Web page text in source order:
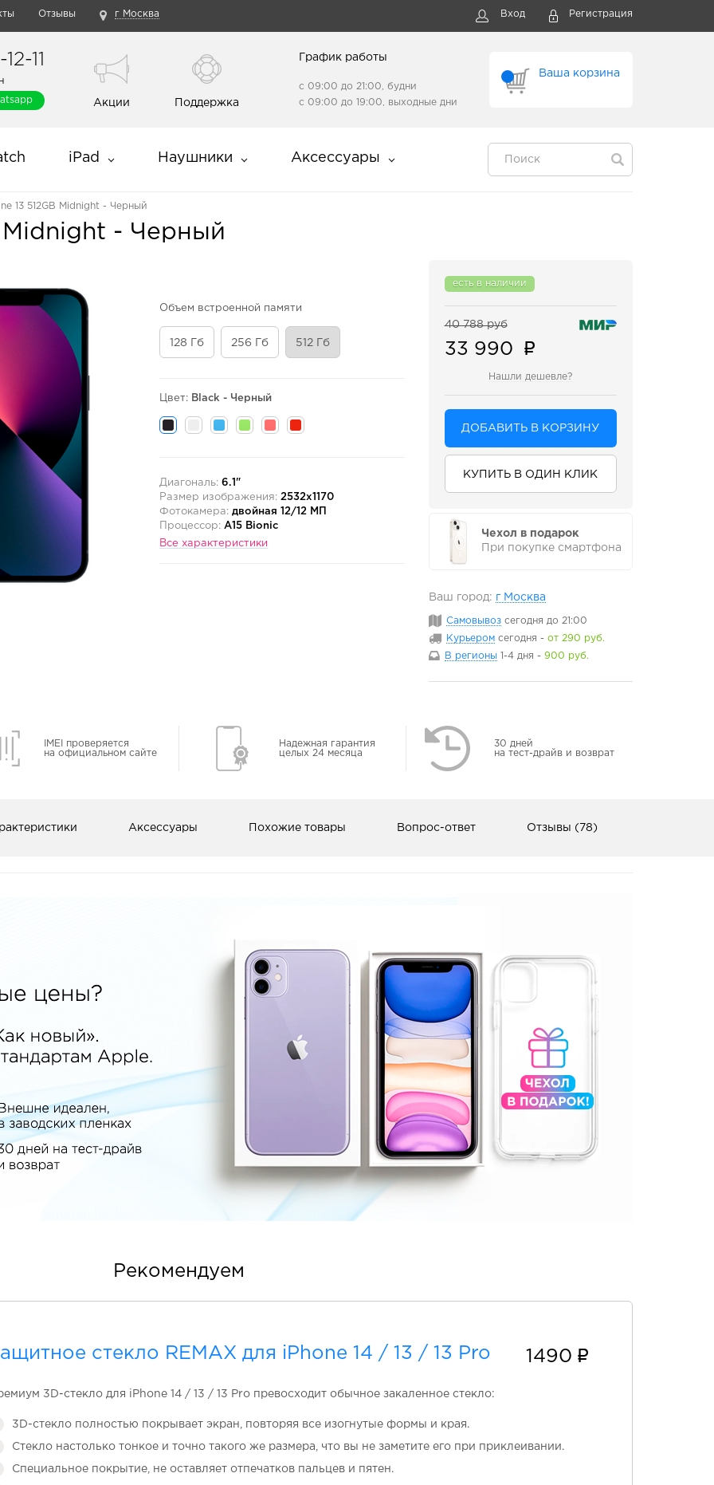
Отзывы г Москва Вход Регистрация
11
Акции Поддержка
Ваша корзина
График работы
с 09:00 до 21:00, будни
с 09:00 до 19:00, выходные дни
iPad Наушники Аксессуары
13 512GB Midnight - Черный
Midnight - Черный
Объем встроенной памяти
128 Гб 256 Гб 512 Гб
Цвет: Black - Черный
Диагональ: 6.1"
Размер изображения: 2532x1170
Фотокамера: двойная 12/12 МП
Процессор: A15 Bionic
Все характеристики
есть в наличии
40 788 руб
33 990
Нашли дешевле?
ДОБАВИТЬ В КОРЗИНУ
КУПИТЬ В ОДИН КЛИК
Чехол в подарок
При покупке смартфона
Ваш город: г Москва
Самовывоз сегодня до 21:00
Курьером сегодня - от 290 руб.
В регионы 1-4 дня - 900 руб.
IMEI проверяется
на официальном сайте
Надежная гарантия
целых 24 месяца
30 дней
на тест-драйв и возврат
Аксессуары Похожие товары Вопрос-ответ Отзывы (78)
Рекомендуем
стекло REMAX для iPhone 14 / 13 / 13 Pro 1490
3D-стекло для iPhone 14 / 13 / 13 Pro превосходит обычное закаленное стекло:
3D-стекло полностью покрывает экран, повторяя все изогнутые формы и края.
Стекло настолько тонкое и точно такого же размера, что вы не заметите его при приклеивании.
Специальное покрытие, не оставляет отпечатков пальцев и пятен.